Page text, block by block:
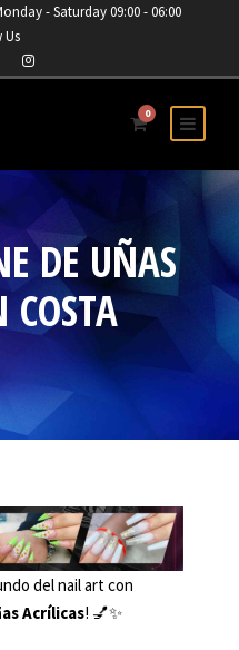
- Saturday 09:00 - 06:00
Us
0
DE UÑAS
COSTA
del nail art con
Acrílicas! 💅✨